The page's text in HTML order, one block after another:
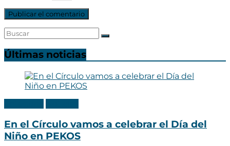
Últimas noticias
En el Círculo vamos a celebrar el Día del
Niño en PEKOS